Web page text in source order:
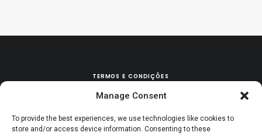
Manage Consent
To provide the best experiences, we use technologies like cookies to
store and/or access device information. Consenting to these
TERMOS E CONDIÇÕES
POLÍTICA DE TROCAS & DEVOLUÇÕES